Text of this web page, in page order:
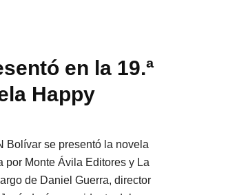
en la 19.ª
Happy
Bolívar se presentó la novela
por Monte Ávila Editores y La
de Daniel Guerra, director